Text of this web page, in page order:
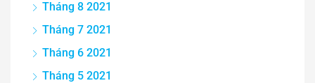
Tháng 8 2021
Tháng 7 2021
Tháng 6 2021
Tháng 5 2021